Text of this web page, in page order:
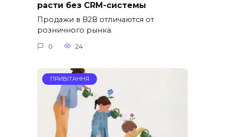
расти без CRM-системы
Продажи в B2B отличаются от
розничного рынка.
0 24
ПРИВІТАННЯ